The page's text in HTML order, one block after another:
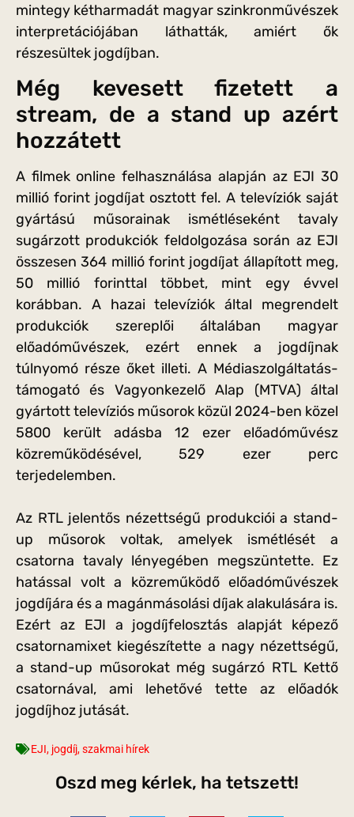
mintegy kétharmadát magyar szinkronművészek
interpretációjában láthatták, amiért ők
részesültek jogdíjban.
Még kevesett fizetett a
stream, de a stand up azért
hozzátett
A filmek online felhasználása alapján az EJI 30
millió forint jogdíjat osztott fel. A televíziók saját
gyártású műsorainak ismétléseként tavaly
sugárzott produkciók feldolgozása során az EJI
összesen 364 millió forint jogdíjat állapított meg,
50 millió forinttal többet, mint egy évvel
korábban. A hazai televíziók által megrendelt
produkciók szereplői általában magyar
előadóművészek, ezért ennek a jogdíjnak
túlnyomó része őket illeti. A Médiaszolgáltatás-
támogató és Vagyonkezelő Alap (MTVA) által
gyártott televíziós műsorok közül 2024-ben közel
5800 került adásba 12 ezer előadóművész
közreműködésével, 529 ezer perc
terjedelemben.
Az RTL jelentős nézettségű produkciói a stand-
up műsorok voltak, amelyek ismétlését a
csatorna tavaly lényegében megszüntette. Ez
hatással volt a közreműködő előadóművészek
jogdíjára és a magánmásolási díjak alakulására is.
Ezért az EJI a jogdíjfelosztás alapját képező
csatornamixet kiegészítette a nagy nézettségű,
a stand-up műsorokat még sugárzó RTL Kettő
csatornával, ami lehetővé tette az előadók
jogdíjhoz jutását.
EJI, jogdíj,szakmai hírek
Oszd meg kérlek, ha tetszett!